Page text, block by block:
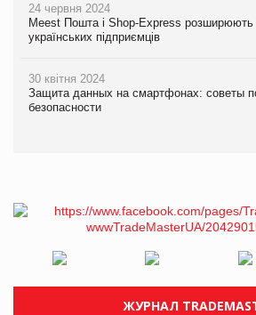
24 червня 2024
Meest Пошта і Shop-Express розширюють
українських підприємців
30 квітня 2024
Защита данных на смартфонах: советы
безопасности
ЖУРНАЛ